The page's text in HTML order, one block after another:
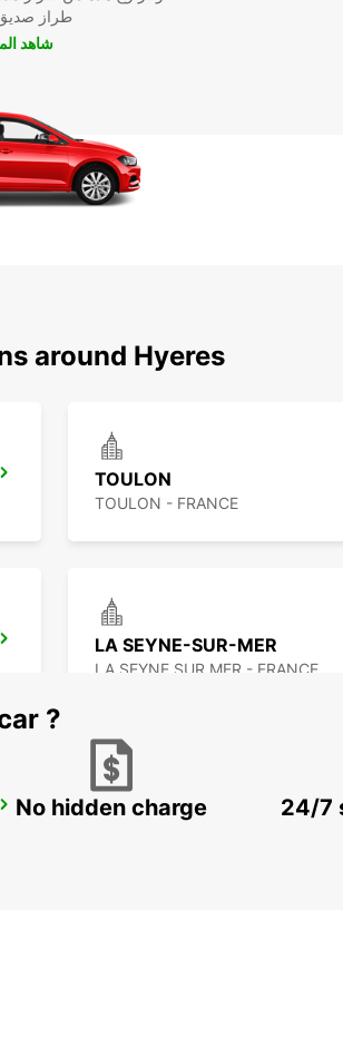
طراز صديق
شاهد
around Hyeres
TOULON
TOULON - FRANCE
LA SEYNE-SUR-MER
LA SEYNE SUR MER - FRANCE
LA CIOTAT
?
No hidden charge
24/7